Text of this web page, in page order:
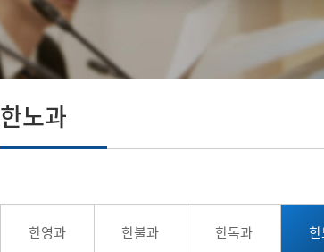
업무안내
오시는 길
한노과
한영과 한불과 한독과